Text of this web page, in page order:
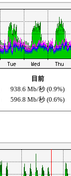
目前
938.6 Mb/秒 (0.9%)
596.8 Mb/秒 (0.6%)